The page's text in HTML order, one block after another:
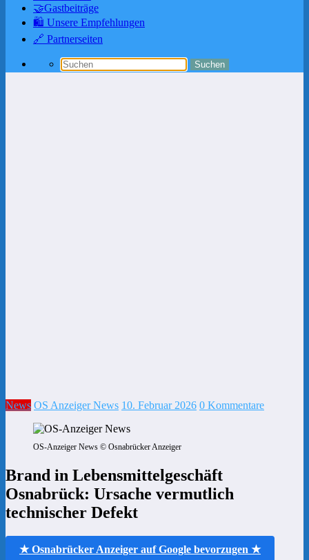
🤝Gastbeiträge
🛍️ Unsere Empfehlungen
🔗 Partnerseiten
News OS Anzeiger News 10. Februar 2026 0 Kommentare
OS-Anzeiger News © Osnabrücker Anzeiger
Brand in Lebensmittelgeschäft
Osnabrück: Ursache vermutlich
technischer Defekt
★ Osnabrücker Anzeiger auf Google bevorzugen ★